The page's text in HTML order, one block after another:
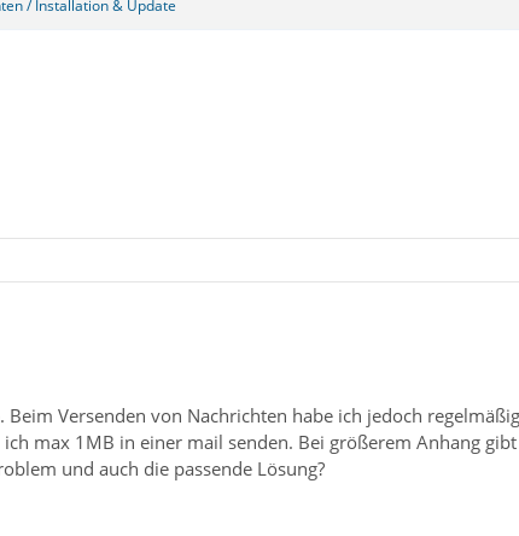
/ Installation & Update
Versenden von Nachrichten habe ich jedoch
max 1MB in einer mail senden. Bei größerem Anhang
und auch die passende Lösung?